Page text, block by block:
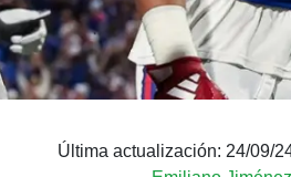
Última actualización: 24/09/